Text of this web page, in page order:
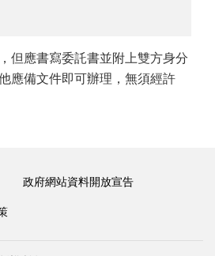
但應書寫委託書並附上雙方身分
應備文件即可辦理，無須經許
政府網站資料開放宣告